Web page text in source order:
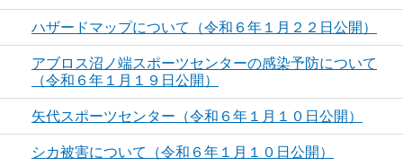
ハザードマップについて（令和６年１月２２日公開）
アブロス沼ノ端スポーツセンターの感染予防について
（令和６年１月１９日公開）
矢代スポーツセンター（令和６年１月１０日公開）
シカ被害について（令和６年１月１０日公開）